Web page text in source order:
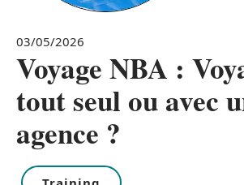
03/05/2026
Voyage NBA :
tout seul ou avec
agence ?